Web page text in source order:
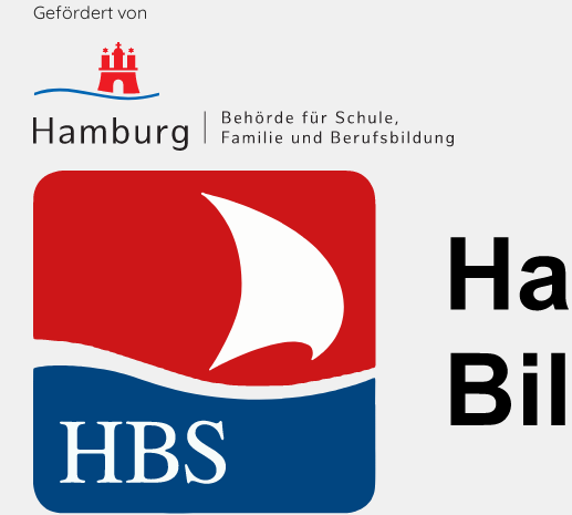
Gefördert von